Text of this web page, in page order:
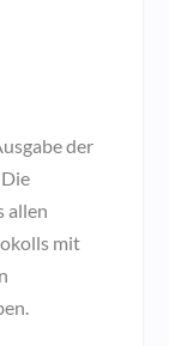
der
allen
mit